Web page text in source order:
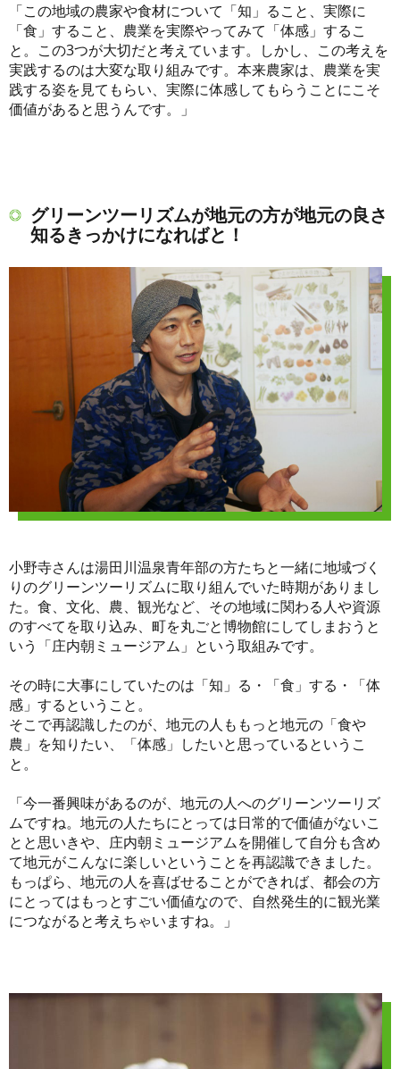
「この地域の農家や食材について「知」ること、実際に
「食」すること、農業を実際やってみて「体感」するこ
と。この3つが大切だと考えています。しかし、この考えを
実践するのは大変な取り組みです。本来農家は、農業を実
践する姿を見てもらい、実際に体感してもらうことにこそ
価値があると思うんです。」
グリーンツーリズムが地元の方が地元の良さ
知るきっかけになればと！
小野寺さんは湯田川温泉青年部の方たちと一緒に地域づく
りのグリーンツーリズムに取り組んでいた時期がありまし
た。食、文化、農、観光など、その地域に関わる人や資源
のすべてを取り込み、町を丸ごと博物館にしてしまおうと
いう「庄内朝ミュージアム」という取組みです。
その時に大事にしていたのは「知」る・「食」する・「体
感」するということ。
そこで再認識したのが、地元の人ももっと地元の「食や
農」を知りたい、「体感」したいと思っているというこ
と。
「今一番興味があるのが、地元の人へのグリーンツーリズ
ムですね。地元の人たちにとっては日常的で価値がないこ
とと思いきや、庄内朝ミュージアムを開催して自分も含め
て地元がこんなに楽しいということを再認識できました。
もっぱら、地元の人を喜ばせることができれば、都会の方
にとってはもっとすごい価値なので、自然発生的に観光業
につながると考えちゃいますね。」